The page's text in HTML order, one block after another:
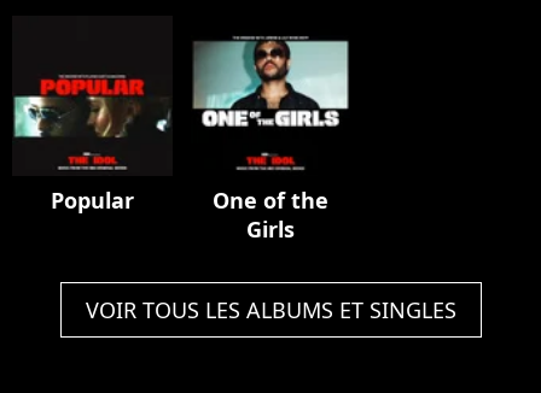
Popular
One of the
Girls
VOIR TOUS LES ALBUMS ET SINGLES